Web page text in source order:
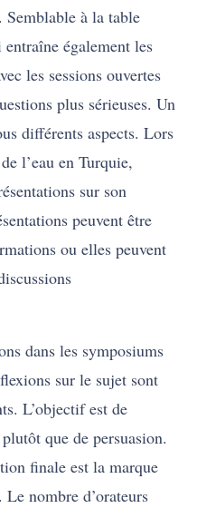
Semblable à la table
également les
les sessions ouvertes
plus sérieuses. Un
différents aspects. Lors
l’eau en Turquie,
sur son
peuvent être
ou elles peuvent
dans les symposiums
sur le sujet sont
L’objectif est de
que de persuasion.
finale est la marque
nombre d’orateurs